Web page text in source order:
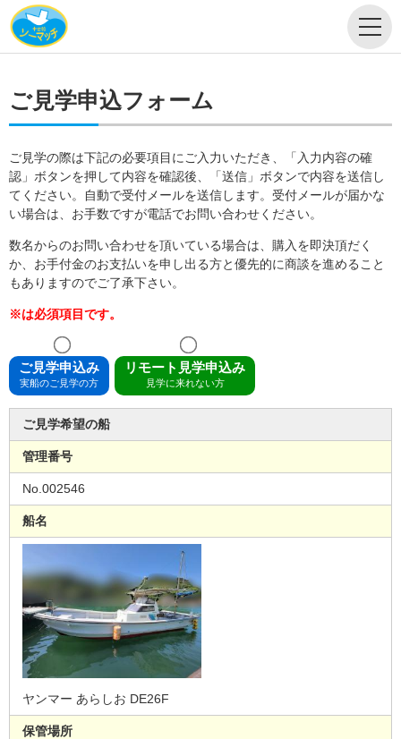
ご見学申込フォーム
ご見学の際は下記の必要項目にご入力いただき、「入力内容の確
認」ボタンを押して内容を確認後、「送信」ボタンで内容を送信し
てください。自動で受付メールを送信します。受付メールが届かな
い場合は、お手数ですが電話でお問い合わせください。
数名からのお問い合わせを頂いている場合は、購入を即決頂だく
か、お手付金のお支払いを申し出る方と優先的に商談を進めること
もありますのでご了承下さい。
※は必須項目です。
ご見学申込み
実船のご見学の方
リモート見学申込み
見学に来れない方
ご見学希望の船
管理番号
No.002546
船名
ヤンマー あらしお DE26F
保管場所